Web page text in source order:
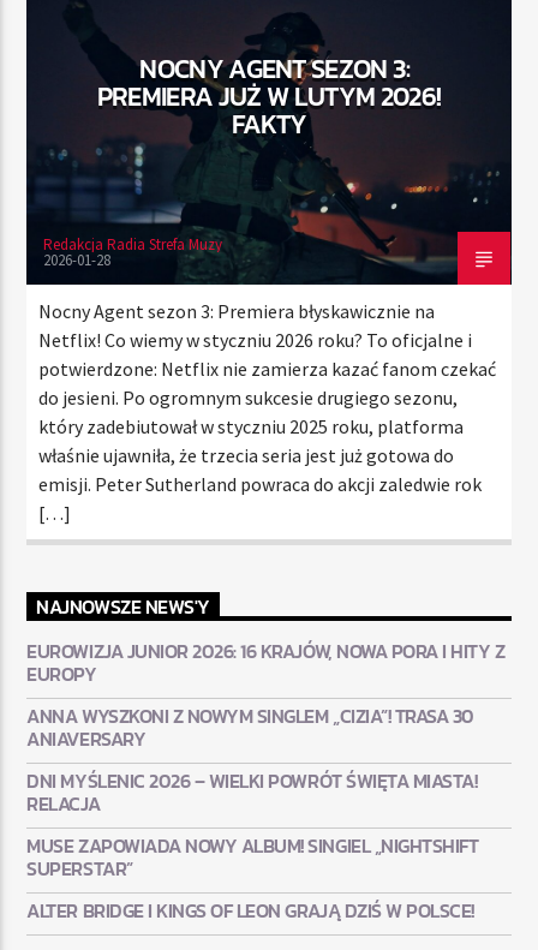
RADIO STREFA MUZY
00:00 24:00
NOCNY AGENT SEZON 3:
PREMIERA JUŻ W LUTYM 2026!
FAKTY
Redakcja Radia Strefa Muzy
2026-01-28
Nocny Agent sezon 3: Premiera błyskawicznie na
Netflix! Co wiemy w styczniu 2026 roku? To oficjalne i
potwierdzone: Netflix nie zamierza kazać fanom czekać
do jesieni. Po ogromnym sukcesie drugiego sezonu,
który zadebiutował w styczniu 2025 roku, platforma
właśnie ujawniła, że trzecia seria jest już gotowa do
emisji. Peter Sutherland powraca do akcji zaledwie rok
[…]
NAJNOWSZE NEWS'Y
EUROWIZJA JUNIOR 2026: 16 KRAJÓW, NOWA PORA I HITY Z
EUROPY
ANNA WYSZKONI Z NOWYM SINGLEM „CIZIA”! TRASA 30
ANIAVERSARY
DNI MYŚLENIC 2026 – WIELKI POWRÓT ŚWIĘTA MIASTA!
RELACJA
MUSE ZAPOWIADA NOWY ALBUM! SINGIEL „NIGHTSHIFT
SUPERSTAR”
ALTER BRIDGE I KINGS OF LEON GRAJĄ DZIŚ W POLSCE!